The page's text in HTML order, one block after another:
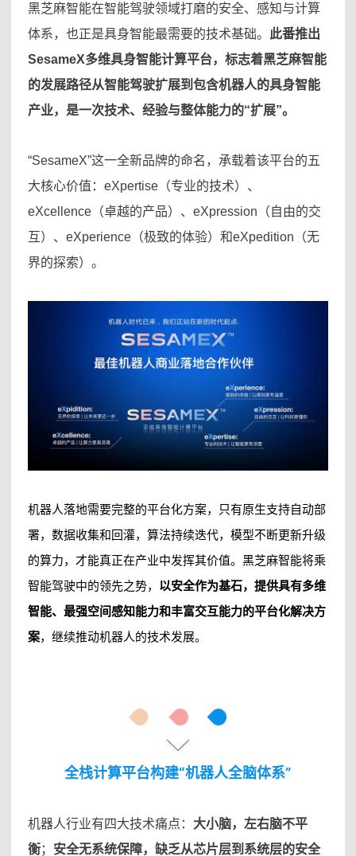
黑芝麻智能在智能驾驶领域打磨的安全、感知与计算
体系，也正是具身智能最需要的技术基础。
此番推出
SesameX多维具身智能计算平台，标志着黑芝麻智能
的发展路径从智能驾驶扩展到包含机器人的具身智能
产业，是一次技术、经验与整体能力的“扩展”。
“SesameX”这一全新品牌的命名，承载着该平台的五
大核心价值：eXpertise（专业的技术）、
eXcellence（卓越的产品）、eXpression（自由的交
互）、eXperience（极致的体验）和eXpedition（无
界的探索）。
机器人落地需要完整的平台化方案，只有原生支持自动部
署，数据收集和回灌，算法持续迭代，模型不断更新升级
的算力，才能真正在产业中发挥其价值。黑芝麻智能将乘
智能驾驶中的领先之势， 以安全作为基石，提供具有多维
智能、最强空间感知能力和丰富交互能力的平台化解决方
案，继续推动机器人的技术发展。
全栈计算平台构建“机器人全脑体系”
机器人行业有四大技术痛点： 大小脑，左右脑不平
衡； 安全无系统保障，缺乏从芯片层到系统层的安全